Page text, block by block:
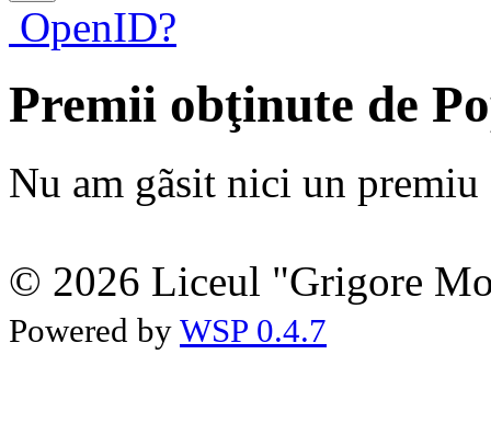
OpenID?
Premii obţinute de
Nu am gãsit nici un premiu
© 2026 Liceul "Grigore
Powered by WSP 0.4.7